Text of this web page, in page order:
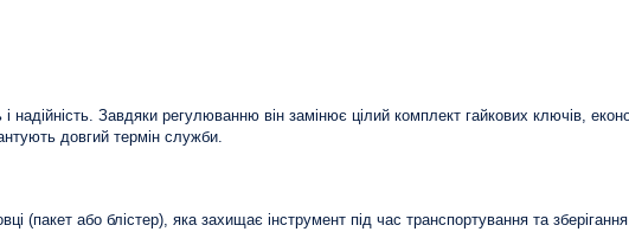
надійність. Завдяки регулюванню він замінює цілий комплект гайкових ключів,
довгий термін служби.
(пакет або блістер), яка захищає інструмент під час транспортування та